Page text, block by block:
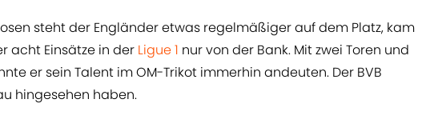
steht der Engländer etwas regelmäßiger auf dem Platz, kam
acht Einsätze in der Ligue 1 nur von der Bank. Mit zwei Toren und
er sein Talent im OM-Trikot immerhin andeuten. Der BVB
hingesehen haben.